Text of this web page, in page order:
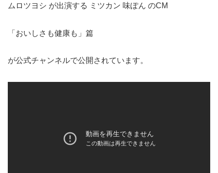
ムロツヨシ が出演する ミツカン 味ぽん のCM
「おいしさも健康も」篇
が公式チャンネルで公開されています。